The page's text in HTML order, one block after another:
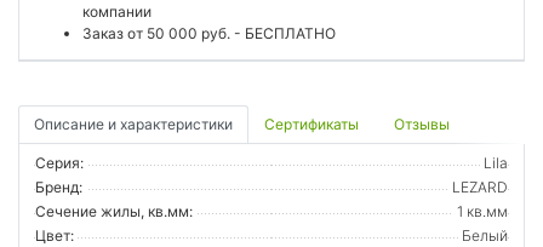
компании
Заказ от 50 000 руб. - БЕСПЛАТНО
Описание и характеристики Сертификаты Отзывы
Серия:
Lila
Бренд:
LEZARD
Сечение жилы, кв.мм:
1 кв.мм
Цвет:
Белый